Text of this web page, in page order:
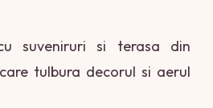
suveniruri si terasa din
tulbura decorul si aerul